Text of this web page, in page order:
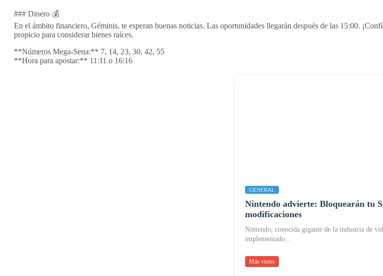
### Dinero 💰
En el ámbito financiero, Géminis, te esperan buenas noticias. Las oportunidades llegarán después de las 15:00.
propicio para considerar bienes raíces.
**Números Mega-Sena:** 7, 14, 23, 30, 42, 55
**Hora para apostar:** 11:11 o 16:16
GENERAL
Nintendo advierte: Bloquearán tu
modificaciones
Nintendo, conocida gigante de la industria de
implementado...
Más vistos